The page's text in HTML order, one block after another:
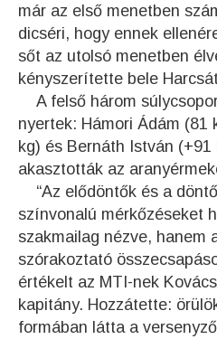
már az első menetben
dicséri, hogy ennek
sőt az utolsó menetben
kényszerítette bele
A felső három
nyertek: Hámori Ádám (81
kg) és Bernáth István (+91
akasztották az
“Az elődöntők és a
színvonalú mérkőzéseket
szakmailag nézve, hanem
szórakoztató
értékelt az MTI-nek
kapitány. Hozzátette:
formában látta a